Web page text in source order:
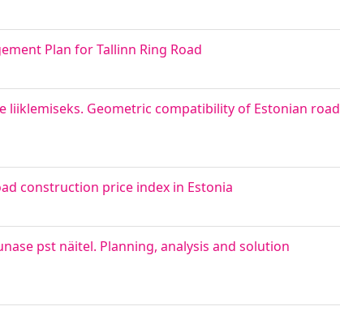
Plan for Tallinn Ring Road
Geometric compatibility of Estonian road
construction price index in Estonia
pst näitel. Planning, analysis and solution